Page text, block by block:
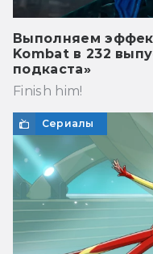
Выполняем
Kombat в 232
подкаста»
Finish him!
Сериалы